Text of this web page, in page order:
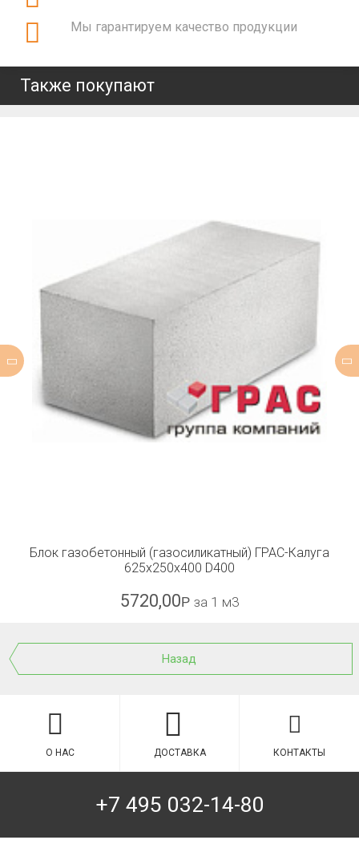
Мы гарантируем качество продукции
Также покупают
Блок газобетонный (газосиликатный) ГРАС-Калуга
625x250x400 D400
5720,00Р за 1 м3
Назад
О НАС ДОСТАВКА КОНТАКТЫ
+7 495 032-14-80